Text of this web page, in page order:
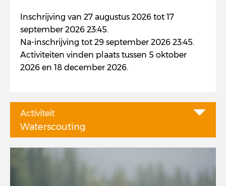
Inschrijving van 27 augustus 2026 tot 17
september 2026 23:45.
Na-inschrijving tot 29 september 2026 23:45.
Activiteiten vinden plaats tussen 5 oktober
2026 en 18 december 2026.
Activiteit
Waterscouting